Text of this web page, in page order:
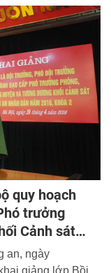
dân.
quy hoạch
trưởng
Cảnh sát
2016
an, ngày